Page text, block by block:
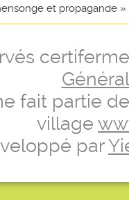
et propagande »
fait partie
village
par